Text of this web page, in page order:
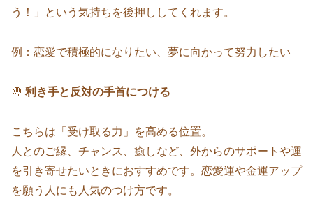
う！」という気持ちを後押ししてくれます。
例：恋愛で積極的になりたい、夢に向かって努力したい
🤚 利き手と反対の手首につける
こちらは「受け取る力」を高める位置。
人とのご縁、チャンス、癒しなど、外からのサポートや運
を引き寄せたいときにおすすめです。恋愛運や金運アップ
を願う人にも人気のつけ方です。